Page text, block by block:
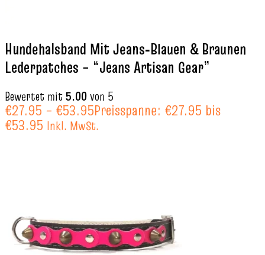
Hundehalsband Mit Jeans‑Blauen & Braunen
Lederpatches – “Jeans Artisan Gear”
Bewertet mit5.00von 5
€27.95 – €53.95Preisspanne: €27.95 bis
€53.95 Inkl. MwSt.